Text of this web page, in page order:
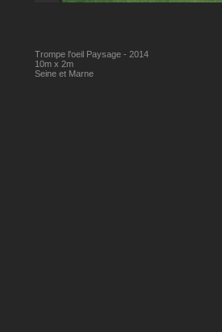
Trompe l'oeil Paysage - 2014
10m x 2m
Seine et Marne